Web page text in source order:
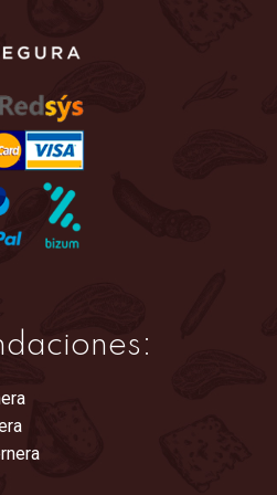
de
producto